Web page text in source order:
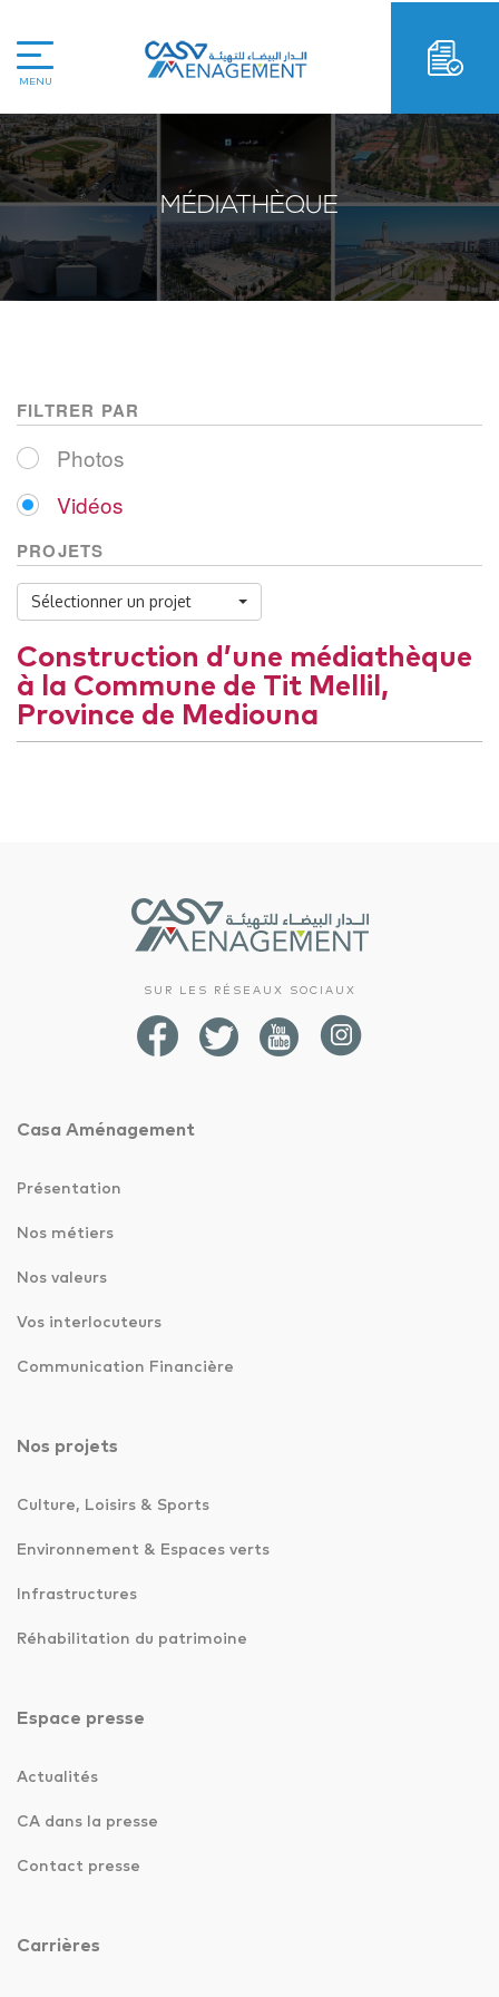
MENU
MÉDIATHÈQUE
FILTRER PAR
Photos
Vidéos
PROJETS
Sélectionner un projet
Construction d’une médiathèque
à la Commune de Tit Mellil,
Province de Mediouna
SUR LES RÉSEAUX SOCIAUX
Casa Aménagement
Présentation
Nos métiers
Nos valeurs
Vos interlocuteurs
Communication Financière
Nos projets
Culture, Loisirs & Sports
Environnement & Espaces verts
Infrastructures
Réhabilitation du patrimoine
Espace presse
Actualités
CA dans la presse
Contact presse
Carrières